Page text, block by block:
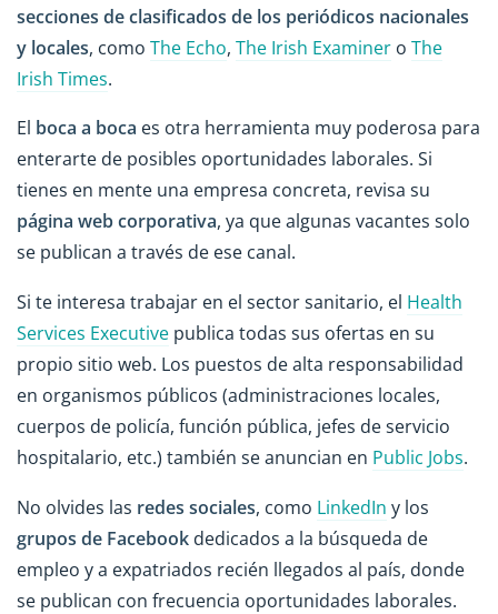
secciones de clasificados de los periódicos nacionales
y locales, como The Echo, The Irish Examiner o The
Irish Times.
El boca a boca es otra herramienta muy poderosa para
enterarte de posibles oportunidades laborales. Si
tienes en mente una empresa concreta, revisa su
página web corporativa, ya que algunas vacantes solo
se publican a través de ese canal.
Si te interesa trabajar en el sector sanitario, el Health
Services Executive publica todas sus ofertas en su
propio sitio web. Los puestos de alta responsabilidad
en organismos públicos (administraciones locales,
cuerpos de policía, función pública, jefes de servicio
hospitalario, etc.) también se anuncian en Public Jobs.
No olvides las redes sociales, como LinkedIn y los
grupos de Facebook dedicados a la búsqueda de
empleo y a expatriados recién llegados al país, donde
se publican con frecuencia oportunidades laborales.